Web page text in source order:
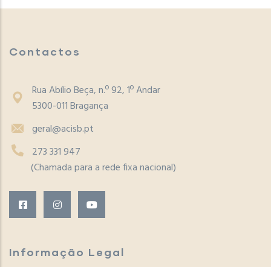
Contactos
Rua Abílio Beça, n.º 92, 1º Andar
5300-011 Bragança
geral@acisb.pt
273 331 947
(Chamada para a rede fixa nacional)
Informação Legal